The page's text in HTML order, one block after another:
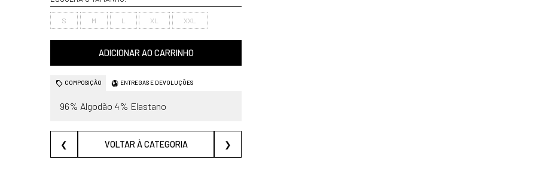
S M L XL XXL
ADICIONAR AO CARRINHO
COMPOSIÇÃO ENTREGAS E DEVOLUÇÕES
96% Algodão 4% Elastano
❮ VOLTAR À CATEGORIA ❯